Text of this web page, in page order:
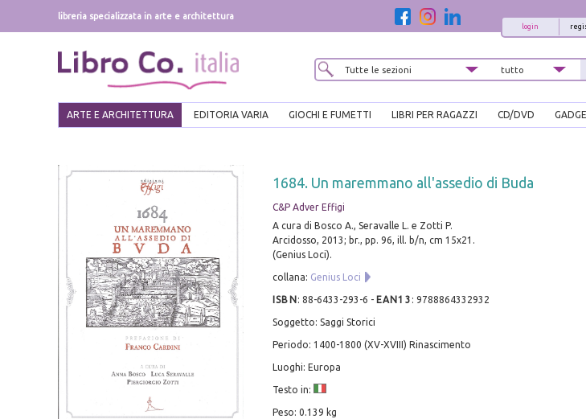
libreria specializzata in arte e architettura
login
ARTE E ARCHITETTURA EDITORIA VARIA GIOCHI E FUMETTI LIBRI PER RAGAZZI CD/DVD
1684. Un maremmano all'assedio di Buda
C&P Adver Effigi
A cura di Bosco A., Seravalle L. e Zotti P.
Arcidosso, 2013; br., pp. 96, ill. b/n, cm 15x21.
(Genius Loci).
collana: Genius Loci
ISBN : 88-6433-293-6 - EAN13 : 9788864332932
Soggetto: Saggi Storici
Periodo: 1400-1800 (XV-XVIII) Rinascimento
Luoghi: Europa
Testo in:
Peso: 0.139 kg